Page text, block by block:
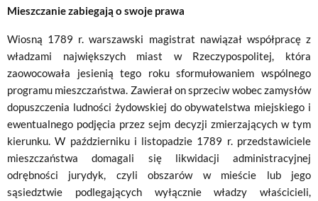
Mieszczanie zabiegają o swoje prawa
Wiosną 1789 r. warszawski magistrat nawiązał współpracę z
władzami największych miast w Rzeczypospolitej, która
zaowocowała jesienią tego roku sformułowaniem wspólnego
programu mieszczaństwa. Zawierał on sprzeciw wobec zamysłów
dopuszczenia ludności żydowskiej do obywatelstwa miejskiego i
ewentualnego podjęcia przez sejm decyzji zmierzających w tym
kierunku. W październiku i listopadzie 1789 r. przedstawiciele
mieszczaństwa domagali się likwidacji administracyjnej
odrębności jurydyk, czyli obszarów w mieście lub jego
sąsiedztwie podlegających wyłącznie władzy właścicieli,